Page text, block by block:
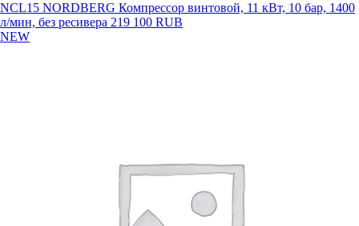
NCL15 NORDBERG Компрессор винтовой, 11 кВт, 10 бар, 1400
л/мин, без ресивера 219 100 RUB
NEW